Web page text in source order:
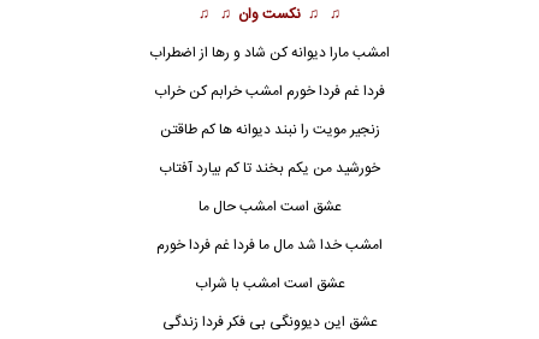
♫ ♫ نکست وان ♫ ♫
امشب مارا دیوانه کن شاد و رها از اضطراب
فردا غم فردا خورم امشب خرابم کن خراب
زنجیر مویت را نبند دیوانه ها کم طاقتن
خورشید من یکم بخند تا کم بیارد آفتاب
عشق است امشب حال ما
امشب خدا شد مال ما فردا غم فردا خورم
عشق است امشب با شراب
عشق این دیوونگی بی فکر فردا زندگی